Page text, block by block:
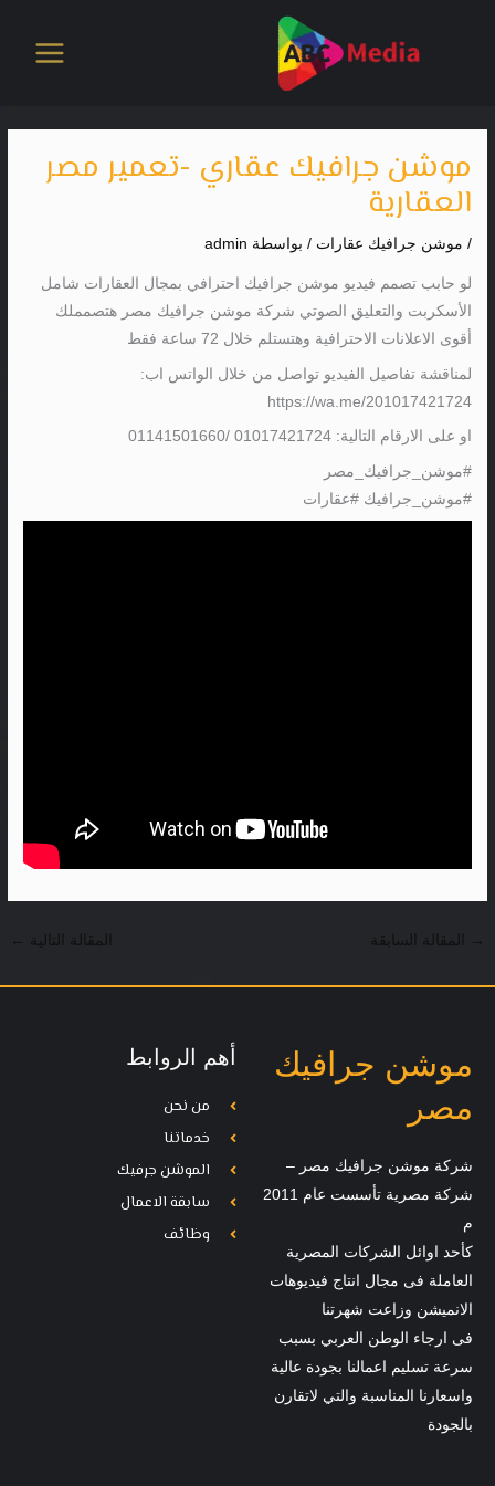
موشن جرافيك عقاري -تعمير مصر
العقارية
/ موشن جرافيك عقارات / بواسطة admin
لو حابب تصمم فيديو موشن جرافيك احترافي بمجال العقارات شامل
الأسكربت والتعليق الصوتي شركة موشن جرافيك مصر هتصمملك
أقوى الاعلانات الاحترافية وهتستلم خلال 72 ساعة فقط
لمناقشة تفاصيل الفيديو تواصل من خلال الواتس اب:
https://wa.me/201017421724
او على الارقام التالية: 01017421724 /01141501660
#موشن_جرافيك_مصر
#موشن_جرافيك #عقارات
→ المقالة السابقة المقالة التالية ←
موشن جرافيك
مصر
شركة موشن جرافيك مصر –
شركة مصرية تأسست عام 2011
م
كأحد اوائل الشركات المصرية
العاملة فى مجال انتاج فيديوهات
الانميشن وزاعت شهرتنا
فى ارجاء الوطن العربي بسبب
سرعة تسليم اعمالنا بجودة عالية
واسعارنا المناسبة والتي لاتقارن
بالجودة
أهم الروابط
من نحن
خدماتنا
الموشن جرفيك
سابقة الاعمال
وظائف